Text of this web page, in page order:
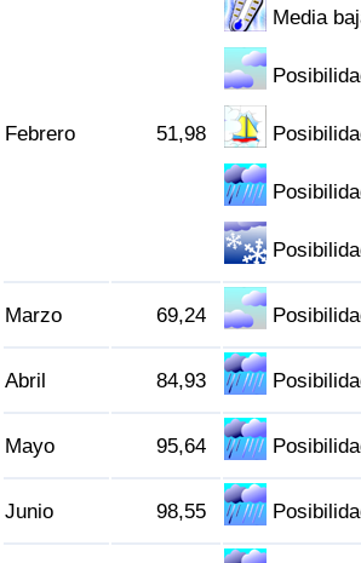
Febrero 51,98
Media
Marzo 69,24
Abril 84,93
Mayo 95,64
Junio 98,55
Índice de Tráfico
Índice de Tráfico (Actual)
Índice de Tráfico por País